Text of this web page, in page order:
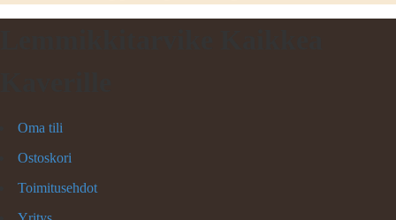
Oma tili
Ostoskori
Toimitusehdot